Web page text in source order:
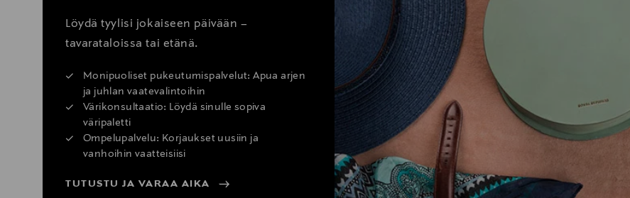
Löydä tyylisi jokaiseen päivään –
tavarataloissa tai etänä.
Monipuoliset pukeutumispalvelut: Apua arjen
ja juhlan vaatevalintoihin
Värikonsultaatio: Löydä sinulle sopiva
väripaletti
Ompelupalvelu: Korjaukset uusiin ja
vanhoihin vaatteisiisi
TUTUSTU JA VARAA AIKA